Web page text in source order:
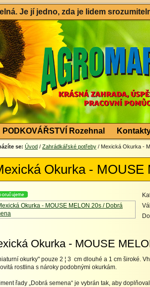
Je jí jedno, zda je lidem
PODKOVÁŘSTVÍ Rozehnal
se: Úvod / Zahrádkářské potřeby / Mexická Okurka -
Okurka -
Okurka - MOUSE
okurky" pouze 2 ¦ 3 cm dlouhé a 1 cm široké.
rostlina s nároky podobnými okurkám.
řady „Dobrá semena“ je vybrán tak, aby